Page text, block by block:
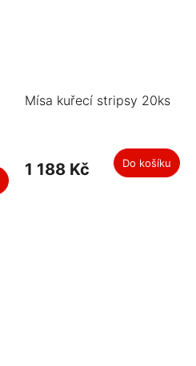
Mísa kuřecí stripsy 20ks
1 188 Kč Do košíku